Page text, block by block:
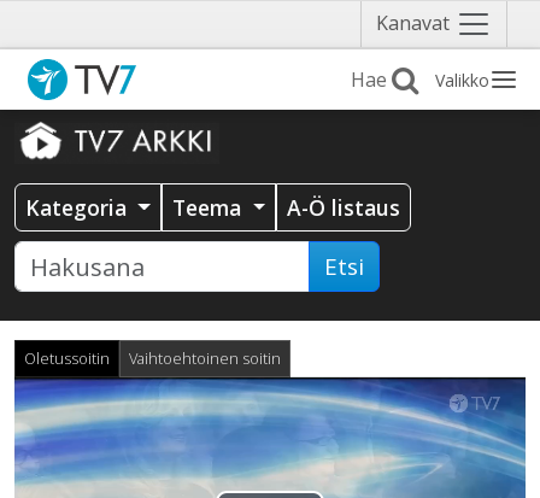
Kanavat Näytä
valikko
Valikko
Kategoria Teema A-Ö listaus
Etsi
Oletussoitin Vaihtoehtoinen soitin